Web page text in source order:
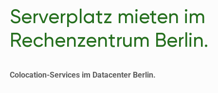
Serverplatz mieten im
Rechenzentrum Berlin.
Colocation-Services im Datacenter Berlin.